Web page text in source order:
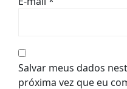
Salvar meus dados
próxima vez que eu